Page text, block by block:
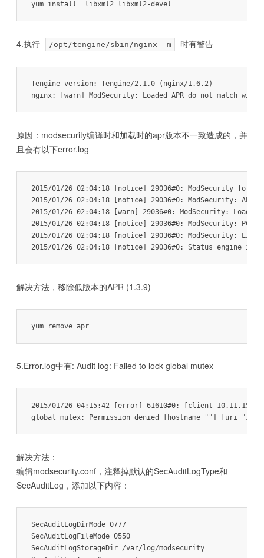
4.执行 /opt/tengine/sbin/nginx -m 时有警告
Tengine version: Tengine/2.1.0 (nginx/1.6.2)
原因：modsecurity编译时和加载时的apr版本不一致造成的，并
且会有以下error.log
2015/01/26 02:04:18 [notice] 29036#0: ModSecurity for
2015/01/26 02:04:18 [notice] 29036#0: ModSecurity:
2015/01/26 02:04:18 [warn] 29036#0: ModSecurity:
2015/01/26 02:04:18 [notice] 29036#0: ModSecurity:
2015/01/26 02:04:18 [notice] 29036#0: ModSecurity:
解决方法，移除低版本的APR (1.3.9)
5.Error.log中有: Audit log: Failed to lock global mutex
2015/01/26 04:15:42 [error] 61610#0: [client
解决方法：
编辑modsecurity.conf，注释掉默认的SecAuditLogType和
SecAuditLog，添加以下内容：
SecAuditLogDirMode 0777
SecAuditLogFileMode 0550
SecAuditLogStorageDir /var/log/modsecurity